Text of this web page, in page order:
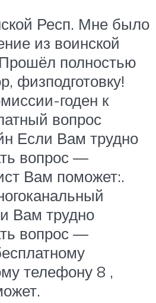
Респ. Мне было
из воинской
полностью
физподготовку!
годен к
вопрос
Если Вам трудно
вопрос —
Вам поможет:.
Вам трудно
вопрос —
телефону 8 ,